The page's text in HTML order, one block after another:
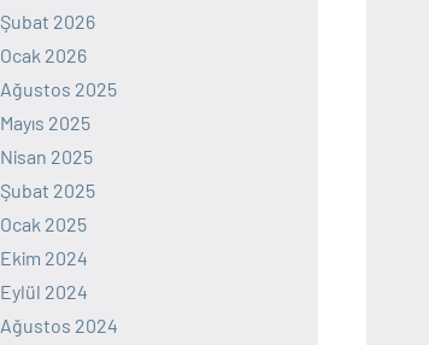
Şubat 2026
Ocak 2026
Ağustos 2025
Mayıs 2025
Nisan 2025
Şubat 2025
Ocak 2025
Ekim 2024
Eylül 2024
Ağustos 2024